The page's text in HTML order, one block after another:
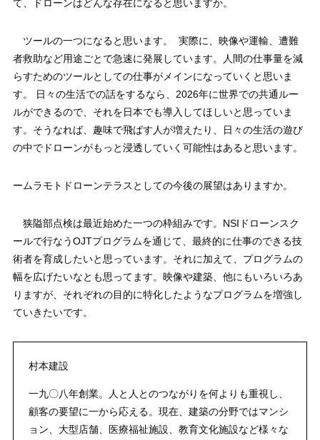
て、ドローンはどんな存在になると思いますか。
ツールの一つになると思います。 実際に、映像や運輸、遭難
者救助など用途ごとで急速に発展しています。人間の仕事量を減
らすためのツールとしての仕事がメインになっていくと思いま
す。 日々の生活での話をするなら、2026年に世界での共通ルー
ルができるので、それを日本でも導入してほしいと思っていま
す。そうなれば、趣味で飛ばす人が増えたり、日々の生活の遊び
の中でドローンがもっと浸透していく可能性はあると思います。
ームラモトドローンテラスとしての今後の展望はありますか。
狭隘部点検は最近始めた一つの枠組みです。NSIドローンスク
ールで行なうOJTプログラムを通じて、最終的に仕事のできる技
術者を育成したいと思っています。それに加えて、プログラムの
幅を広げたいなとも思ってます。映像や建築、他にもいろいろあ
りますが、それぞれの目的に特化したようなプログラムを増強し
ていきたいです。
村本建設
一九〇八年創業。人と人とのつながりを何よりも重視し、
顧客の要望に一から応える。現在、建築の分野ではマンシ
ョン、大型店舗、医療福祉施設、教育文化施設など様々な